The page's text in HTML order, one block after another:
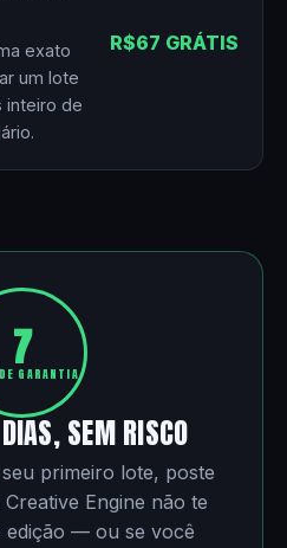
exato
um lote
inteiro de
R$67 GRÁTIS
7
GARANTIA
SEM RISCO
primeiro lote, poste
Engine não te
edição — ou se você